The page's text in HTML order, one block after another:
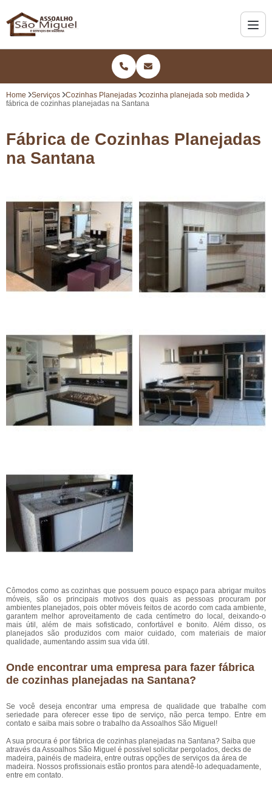
Home Serviços Cozinhas Planejadas
cozinha planejada sob medida
fábrica de cozinhas planejadas na Santana
Fábrica de Cozinhas Planejadas
na Santana
Cômodos como as cozinhas que possuem pouco espaço para abrigar muitos
móveis, são os principais motivos dos quais as pessoas procuram por
ambientes planejados, pois obter móveis feitos de acordo com cada ambiente,
garantem melhor aproveitamento de cada centímetro do local, deixando-o
mais útil, além de mais sofisticado, confortável e bonito. Além disso, os
planejados são produzidos com maior cuidado, com materiais de maior
qualidade, aumentando assim sua vida útil.
Onde encontrar uma empresa para fazer fábrica
de cozinhas planejadas na Santana?
Se você deseja encontrar uma empresa de qualidade que trabalhe com
seriedade para oferecer esse tipo de serviço, não perca tempo. Entre em
contato e saiba mais sobre o trabalho da Assoalhos São Miguel!
A sua procura é por fábrica de cozinhas planejadas na Santana? Saiba que
através da Assoalhos São Miguel é possível solicitar pergolados, decks de
madeira, painéis de madeira, entre outras opções de serviços da área de
madeira. Nossos profissionais estão prontos para atendê-lo adequadamente,
entre em contato.